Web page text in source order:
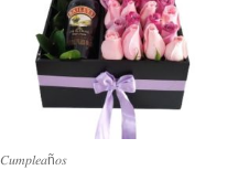
𝐶𝑢𝑚𝑝𝑙𝑒𝑎ñ𝑜𝑠